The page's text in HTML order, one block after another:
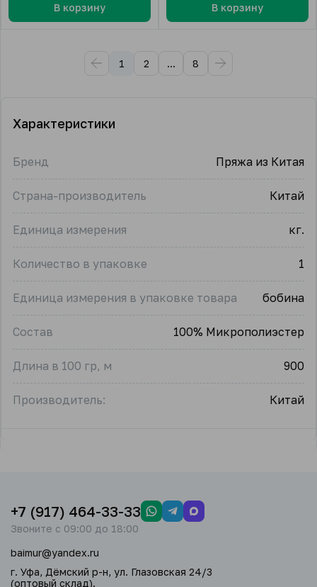
В корзину В корзину
1 2 ... 8
Характеристики
Бренд Пряжа из Китая
Страна-производитель Китай
Единица измерения кг.
Количество в упаковке 1
Единица измерения в упаковке товара бобина
Состав 100% Микрополиэстер
Длина в 100 гр, м 900
Производитель: Китай
+7 (917) 464-33-33
Звоните с 09:00 до 18:00
baimur@yandex.ru
г. Уфа, Дёмский р-н, ул. Глазовская 24/3
(оптовый склад).